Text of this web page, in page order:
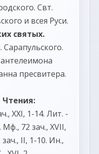
Свт.
и всея Руси.
святых.
Сарапульского.
пресвитера.
Чтения:
XXI, 1-14. Лит. -
Мф., 72 зач., XVII,
II, 1-10. Ин.,